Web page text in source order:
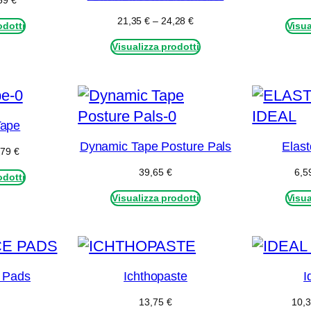
prezzo:
21,35€ – 24,28€Fascia
prezzo:
Visualizza prodotti
€Fascia
prezzo:
Dynamic Tape Posture Pals
39,65 €
Visualizza prodotti
Ichthopaste
13,75 €